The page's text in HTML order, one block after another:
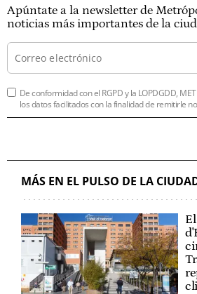
Apúntate a la newsletter de
noticias más importantes de la
De conformidad con el RGPD y la LOPDGDD,
los datos facilitados con la finalidad de remitirle
MÁS EN EL PULSO DE LA